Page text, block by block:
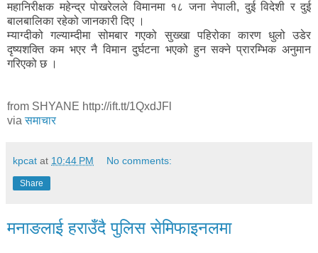
महानिरीक्षक महेन्द्र पोखरेलले विमानमा १८ जना नेपाली, दुई विदेशी र दुई
बालबालिका रहेको जानकारी दिए ।
म्याग्दीको गल्याम्दीमा सोमबार गएको सुख्खा पहिरोका कारण धुलो उडेर
दृष्यशक्ति कम भएर नै विमान दुर्घटना भएको हुन सक्ने प्रारम्भिक अनुमान
गरिएको छ ।
from SHYANE http://ift.tt/1QxdJFl
viaसमाचार
kpcat at 10:44 PM No comments:
Share
मनाङलाई हराउँदै पुलिस सेमिफाइनलमा